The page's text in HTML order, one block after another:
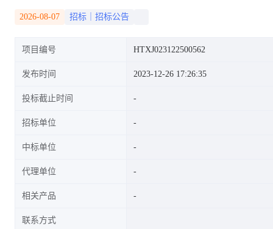
2026-08-07 招标｜招标公告
项目编号 HTXJ023122500562
发布时间 2023-12-26 17:26:35
投标截止时间
招标单位
中标单位
代理单位
相关产品
联系方式